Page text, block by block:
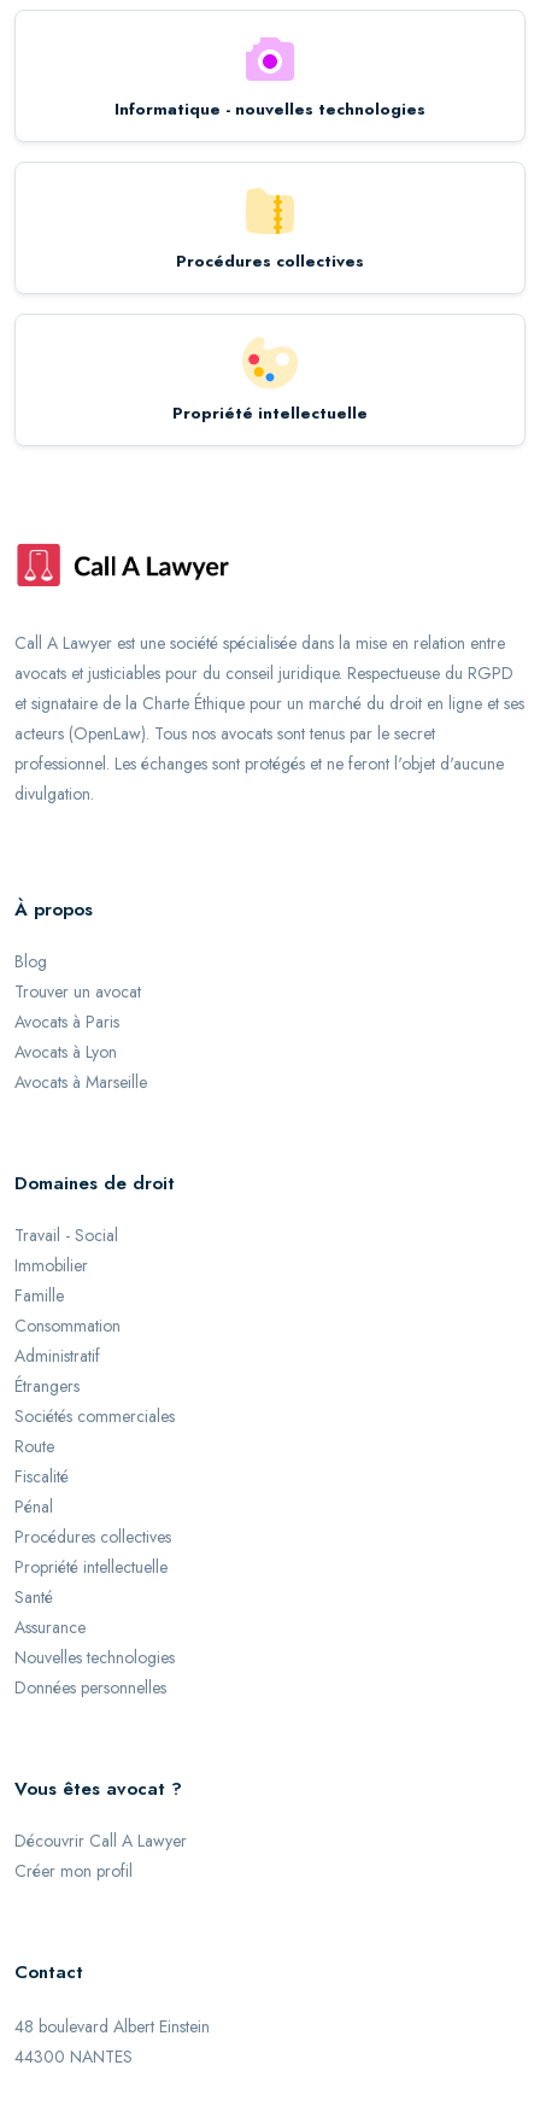
Informatique - nouvelles technologies
Procédures collectives
Propriété intellectuelle
Call A Lawyer est une société spécialisée dans la mise en relation entre
avocats et justiciables pour du conseil juridique. Respectueuse du RGPD
et signataire de la Charte Éthique pour un marché du droit en ligne et ses
acteurs (OpenLaw). Tous nos avocats sont tenus par le secret
professionnel. Les échanges sont protégés et ne feront l'objet d'aucune
divulgation.
À propos
Blog
Trouver un avocat
Avocats à Paris
Avocats à Lyon
Avocats à Marseille
Domaines de droit
Travail - Social
Immobilier
Famille
Consommation
Administratif
Étrangers
Sociétés commerciales
Route
Fiscalité
Pénal
Procédures collectives
Propriété intellectuelle
Santé
Assurance
Nouvelles technologies
Données personnelles
Vous êtes avocat ?
Découvrir Call A Lawyer
Créer mon profil
Contact
48 boulevard Albert Einstein
44300 NANTES